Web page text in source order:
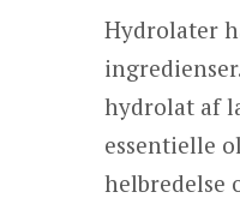
Hydrolater
hydrolat af
essentielle
helbredelse